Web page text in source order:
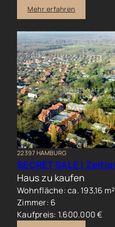
Mehr erfahren
22397 HAMBURG
Haus zu kaufen
Wohnfläche: ca. 193,16 m²
Zimmer: 6
Kaufpreis: 1.600.000 €